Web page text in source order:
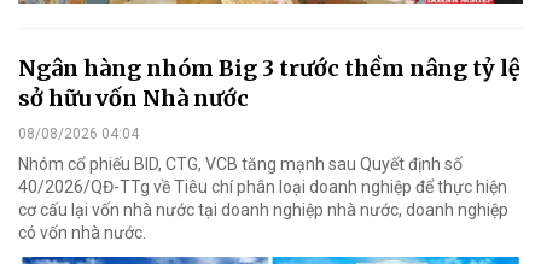
Ngân hàng nhóm Big 3 trước thềm nâng tỷ lệ
sở hữu vốn Nhà nước
08/08/2026 04:04
Nhóm cổ phiếu BID, CTG, VCB tăng mạnh sau Quyết định số
40/2026/QĐ-TTg về Tiêu chí phân loại doanh nghiệp để thực hiện
cơ cấu lại vốn nhà nước tại doanh nghiệp nhà nước, doanh nghiệp
có vốn nhà nước.